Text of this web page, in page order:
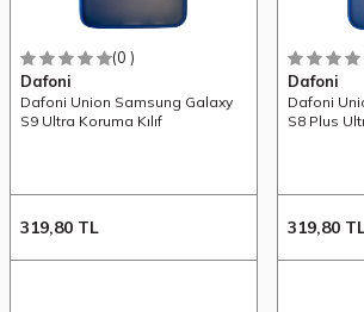
(0 )
Dafoni
Dafoni Union Samsung Galaxy
S9 Ultra Koruma Kılıf
319,80 TL
Dafoni
Dafoni
S8 Plus
319,80